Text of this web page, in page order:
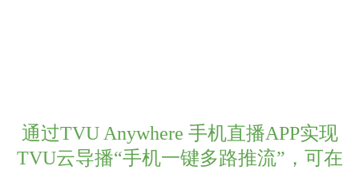
通过TVU Anywhere 手机直播APP实现
TVU云导播“手机一键多路推流”，可在